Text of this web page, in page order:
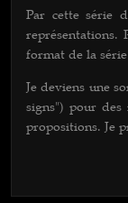
Par cette série
représentations.
format de la
Je deviens une
signs") pour des
propositions. Je